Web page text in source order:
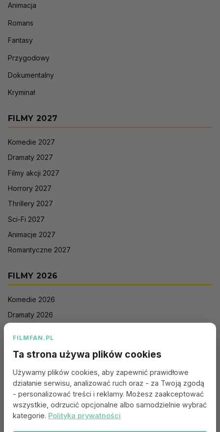
Animacja
Romans
Fantasy
Przygodowy
Dokumentalny
Kryminał
FILMY 2027
Komedie 2027
Dramaty 2027
Filmy akcji 2027
Horrory 2027
Thrillery 2027
Sci-Fi 2027
Animacje 2027
Romantyczne 2027
FILMY 2026
Komedie 2026
Dramaty 2026
Sci-Fi 2026
Animacje 2026
Romantyczne 2026
FILMFAN.PL
Ta strona używa plików cookies
Używamy plików cookies, aby zapewnić prawidłowe
działanie serwisu, analizować ruch oraz - za Twoją zgodą
- personalizować treści i reklamy. Możesz zaakceptować
wszystkie, odrzucić opcjonalne albo samodzielnie wybrać
kategorie. Polityka prywatności